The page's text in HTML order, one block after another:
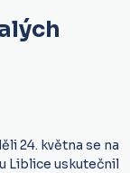
24. května se na
Liblice uskutečnil